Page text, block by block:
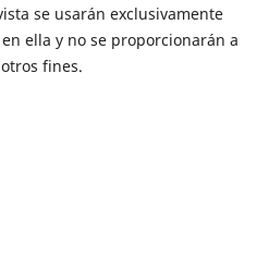
se usarán exclusivamente
ella y no se proporcionarán a
fines.